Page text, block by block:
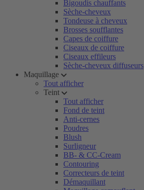
Bigoudis chauffants
Sèche-cheveux
Tondeuse à cheveux
Brosses soufflantes
Capes de coiffure
Ciseaux de coiffure
Ciseaux effileurs
Sèche-cheveux diffuseurs
Maquillage
Tout afficher
Teint
Tout afficher
Fond de teint
Anti-cernes
Poudres
Blush
Surligneur
BB- & CC-Cream
Contouring
Correcteurs de teint
Démaquillant